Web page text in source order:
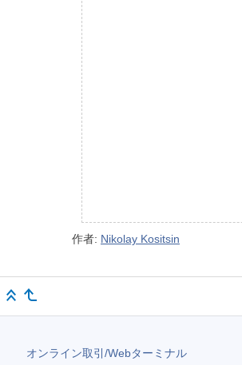
作者: Nikolay Kositsin
オンライン取引/Webターミナル